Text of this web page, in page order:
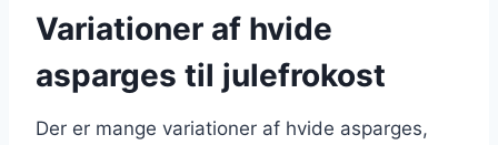
Variationer af hvide
asparges til julefrokost
Der er mange variationer af hvide asparges,